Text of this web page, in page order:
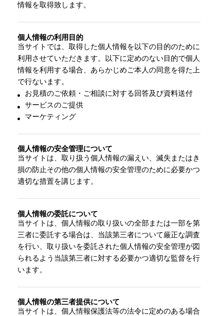
情報を取得致します。
個人情報の利用目的
当サイトでは、取得した個人情報を以下の目的のために
利用させていただきます。以下に定めのない目的で個人
情報を利用する場合、あらかじめご本人の同意を得た上
で行ないます。
お見積のご依頼・ご相談に対する回答及び資料送付
サービスのご提供
マーケティング
個人情報の安全管理について
当サイトは、取り扱う個人情報の漏えい、滅失またはき
損の防止その他の個人情報の安全管理のために必要かつ
適切な措置を講じます。
個人情報の委託について
当サイトは、個人情報の取り扱いの全部または一部を第
三者に委託する場合は、当該第三者について厳正な調査
を行い、取り扱いを委託された個人情報の安全管理が図
られるよう当該第三者に対する必要かつ適切な監督を行
います。
個人情報の第三者提供について
当サイトは、個人情報保護法等の法令に定めのある場合